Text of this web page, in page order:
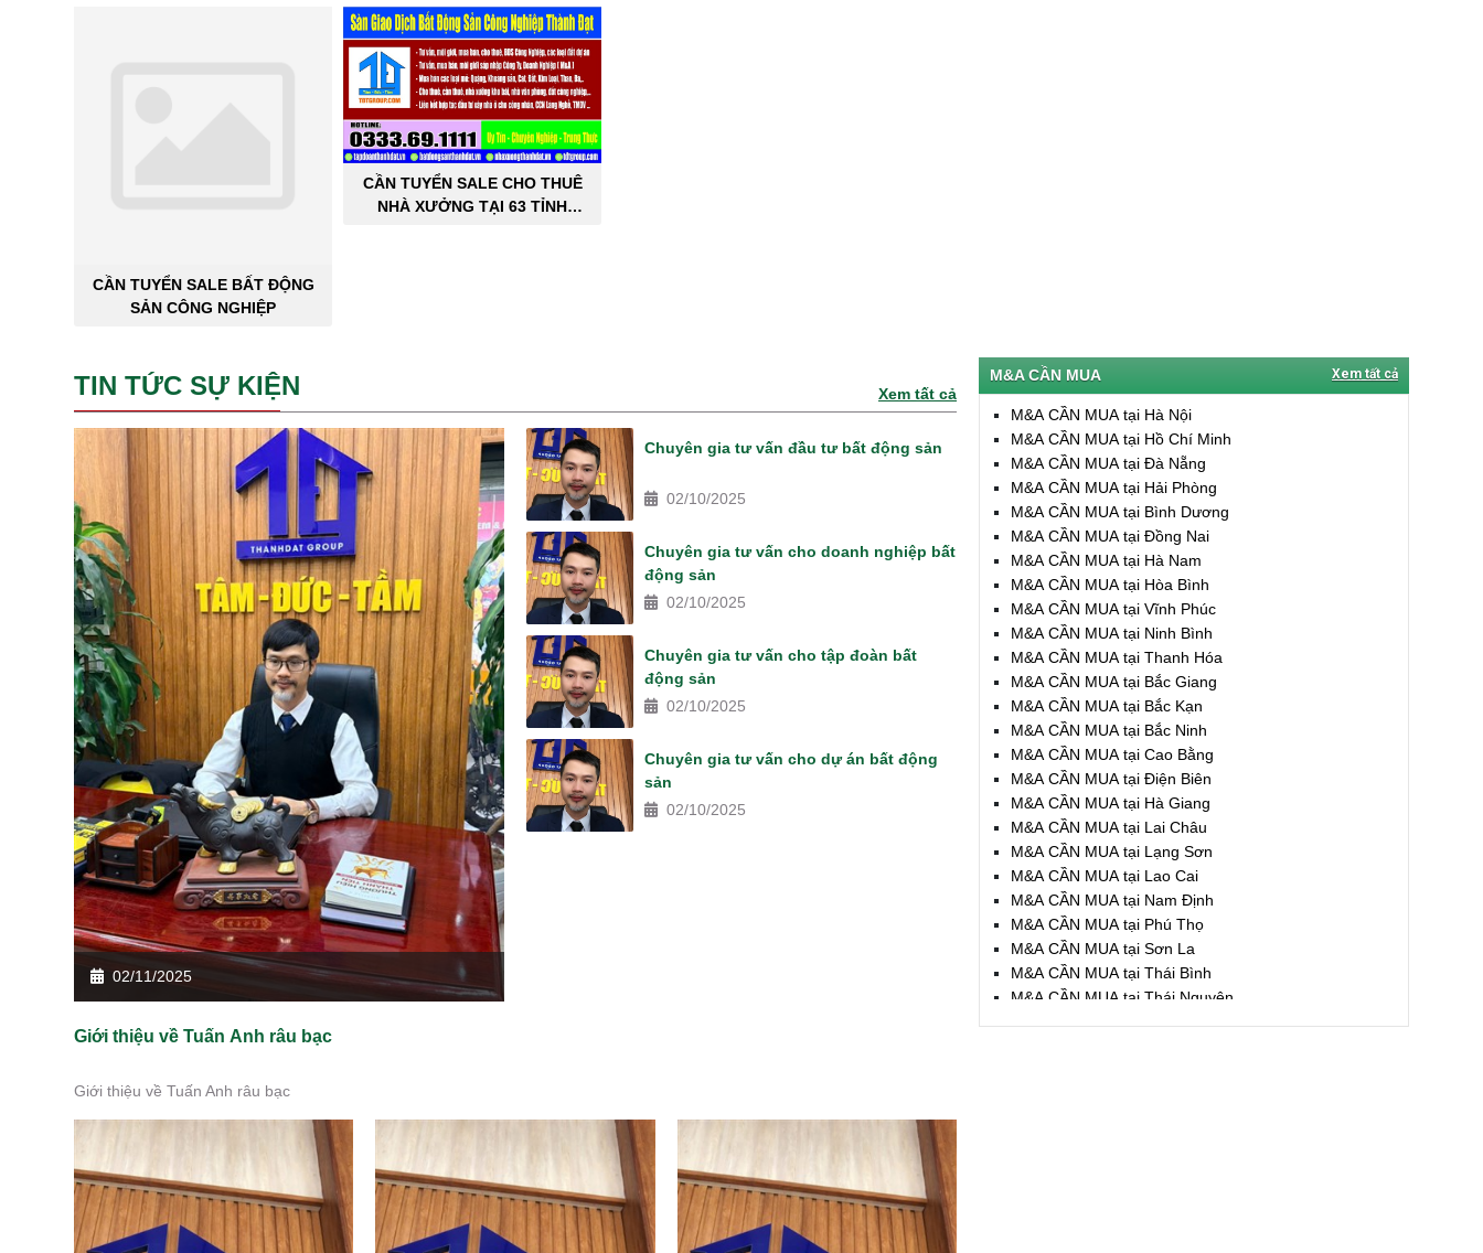
CẦN TUYỂN SALE BẤT ĐỘNG
SẢN CÔNG NGHIỆP
CẦN TUYỂN SALE CHO THUÊ
NHÀ XƯỞNG TẠI 63 TỈNH
TIN TỨC SỰ KIỆN Xem tất cả
02/11/2025
Giới thiệu về Tuấn Anh râu bạc
Giới thiệu về Tuấn Anh râu bạc
Chuyên gia tư vấn đầu tư bất động sản
02/10/2025
Chuyên gia tư vấn cho doanh nghiệp bất
động sản
02/10/2025
Chuyên gia tư vấn cho tập đoàn bất
động sản
02/10/2025
Chuyên gia tư vấn cho dự án bất động
sản
02/10/2025
M&A CẦN MUA Xem tất cả
M&A CẦN MUA tại Hà Nội
M&A CẦN MUA tại Hồ Chí Minh
M&A CẦN MUA tại Đà Nẵng
M&A CẦN MUA tại Hải Phòng
M&A CẦN MUA tại Bình Dương
M&A CẦN MUA tại Đồng Nai
M&A CẦN MUA tại Hà Nam
M&A CẦN MUA tại Hòa Bình
M&A CẦN MUA tại Vĩnh Phúc
M&A CẦN MUA tại Ninh Bình
M&A CẦN MUA tại Thanh Hóa
M&A CẦN MUA tại Bắc Giang
M&A CẦN MUA tại Bắc Kạn
M&A CẦN MUA tại Bắc Ninh
M&A CẦN MUA tại Cao Bằng
M&A CẦN MUA tại Điện Biên
M&A CẦN MUA tại Hà Giang
M&A CẦN MUA tại Lai Châu
M&A CẦN MUA tại Lạng Sơn
M&A CẦN MUA tại Lao Cai
M&A CẦN MUA tại Nam Định
M&A CẦN MUA tại Phú Thọ
M&A CẦN MUA tại Sơn La
M&A CẦN MUA tại Thái Bình
M&A CẦN MUA tại Thái Nguyên